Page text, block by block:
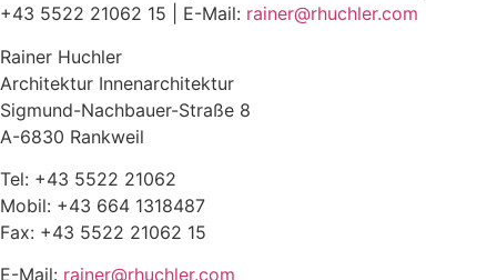
+43 5522 21062 15
| E-Mail: rainer@rhuchler.com
Rainer Huchler
Architektur Innenarchitektur
Sigmund-Nachbauer-Straße 8
A-6830 Rankweil
Tel: +43 5522 21062
Mobil: +43 664 1318487
Fax: +43 5522 21062 15
E-Mail: rainer@rhuchler.com